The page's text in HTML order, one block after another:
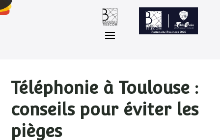
Téléphonie à Toulouse :
conseils pour éviter les
pièges